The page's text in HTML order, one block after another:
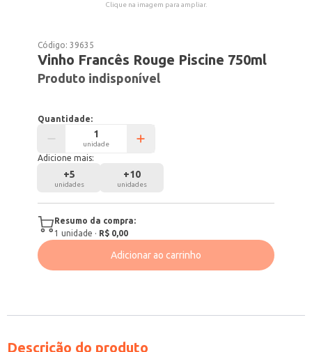
Clique na imagem para ampliar.
Código:39635
Vinho Francês Rouge Piscine 750ml
Produto indisponível
Quantidade:
unidade
Adicione mais:
+5
unidades
+10
unidades
Resumo da compra:
1 unidade · R$ 0,00
Adicionar ao carrinho
Descrição do produto